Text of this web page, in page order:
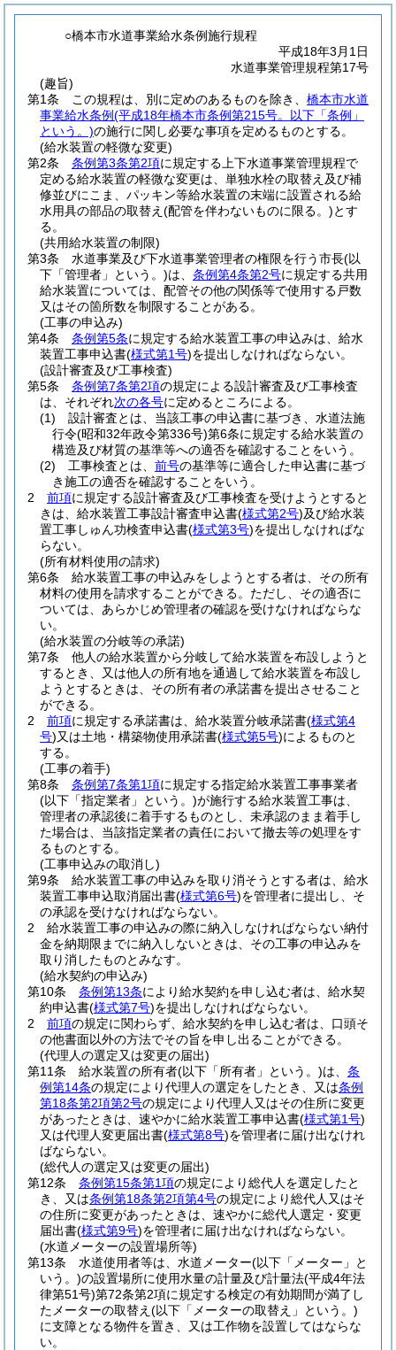
○橋本市水道事業給水条例施行規程
平成18年3月1日
水道事業管理規程第17号
(趣旨)
第1条
この規程は、別に定めのあるものを除き、 橋本市水道
事業給水条例(平成18年橋本市条例第215号。以下「条例」
という。)の施行に関し必要な事項を定めるものとする。
(給水装置の軽微な変更)
第2条
条例第3条第2項に規定する上下水道事業管理規程で
定める給水装置の軽微な変更は、単独水栓の取替え及び補
修並びにこま、パッキン等給水装置の末端に設置される給
水用具の部品の取替え (配管を伴わないものに限る。)とす
る。
(共用給水装置の制限)
第3条
水道事業及び下水道事業管理者の権限を行う市長(以
下「管理者」という。)は、 条例第4条第2号に規定する共用
給水装置については、配管その他の関係等で使用する戸数
又はその箇所数を制限することがある。
(工事の申込み)
第4条
条例第5条に規定する給水装置工事の申込みは、給水
装置工事申込書(様式第1号)を提出しなければならない。
(設計審査及び工事検査)
第5条
条例第7条第2項の規定による設計審査及び工事検査
は、それぞれ次の各号に定めるところによる。
(1)
設計審査とは、当該工事の申込書に基づき、水道法施
行令(昭和32年政令第336号)第6条に規定する給水装置の
構造及び材質の基準等への適否を確認することをいう。
(2)
工事検査とは、 前号の基準等に適合した申込書に基づ
き施工の適否を確認することをいう。
2
前項に規定する設計審査及び工事検査を受けようとすると
きは、給水装置工事設計審査申込書(様式第2号)及び給水装
置工事しゅん功検査申込書(様式第3号)を提出しなければな
らない。
(所有材料使用の請求)
第6条
給水装置工事の申込みをしようとする者は、その所有
材料の使用を請求することができる。 ただし、その適否に
ついては、あらかじめ管理者の確認を受けなければならな
い。
(給水装置の分岐等の承諾)
第7条
他人の給水装置から分岐して給水装置を布設しようと
するとき、又は他人の所有地を通過して給水装置を布設し
ようとするときは、その所有者の承諾書を提出させること
ができる。
2
前項に規定する承諾書は、給水装置分岐承諾書(様式第4
号)又は土地・構築物使用承諾書(様式第5号)によるものと
する。
(工事の着手)
第8条
条例第7条第1項に規定する指定給水装置工事事業者
(以下「指定業者」という。)が施行する給水装置工事は、
管理者の承認後に着手するものとし、未承認のまま着手し
た場合は、当該指定業者の責任において撤去等の処理をす
るものとする。
(工事申込みの取消し)
第9条
給水装置工事の申込みを取り消そうとする者は、給水
装置工事申込取消届出書(様式第6号)を管理者に提出し、そ
の承認を受けなければならない。
2
給水装置工事の申込みの際に納入しなければならない納付
金を納期限までに納入しないときは、その工事の申込みを
取り消したものとみなす。
(給水契約の申込み)
第10条
条例第13条により給水契約を申し込む者は、給水契
約申込書(様式第7号)を提出しなければならない。
2
前項の規定に関わらず、給水契約を申し込む者は、口頭そ
の他書面以外の方法でその旨を申し出ることができる。
(代理人の選定又は変更の届出)
第11条
給水装置の所有者(以下「所有者」という。)は、 条
例第14条の規定により代理人の選定をしたとき、又は条例
第18条第2項第2号の規定により代理人又はその住所に変更
があったときは、速やかに給水装置工事申込書(様式第1号)
又は代理人変更届出書(様式第8号)を管理者に届け出なけれ
ばならない。
(総代人の選定又は変更の届出)
第12条
条例第15条第1項の規定により総代人を選定したと
き、又は条例第18条第2項第4号の規定により総代人又はそ
の住所に変更があったときは、速やかに総代人選定・変更
届出書(様式第9号)を管理者に届け出なければならない。
(水道メーターの設置場所等)
第13条
水道使用者等は、水道メーター(以下「メーター」と
いう。)の設置場所に使用水量の計量及び計量法(平成4年法
律第51号)第72条第2項に規定する検定の有効期間が満了し
たメーターの取替え (以下「メーターの取替え」という。)
に支障となる物件を置き、又は工作物を設置してはならな
い。